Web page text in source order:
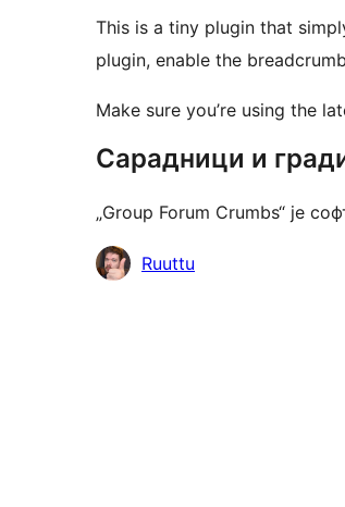
This is a tiny plugin that
plugin, enable the
Make sure you’re using the
Сарадници и
„Group Forum Crumbs“ је
Сарадници
Ruuttu